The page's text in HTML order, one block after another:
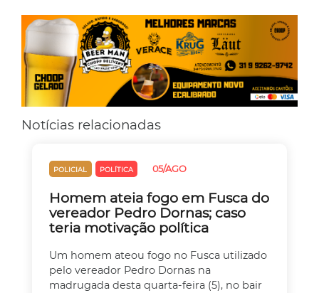
Notícias relacionadas
POLICIAL POLÍTICA 05/AGO
Homem ateia fogo em Fusca do
vereador Pedro Dornas; caso
teria motivação política
Um homem ateou fogo no Fusca utilizado
pelo vereador Pedro Dornas na
madrugada desta quarta-feira (5), no bair